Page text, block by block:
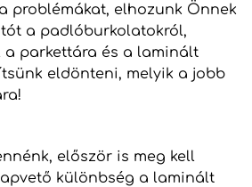
problémákat, elhozunk Önnek
a padlóburkolatokról,
parkettára és a laminált
eldönteni, melyik a jobb
először is meg kell
különbség a laminált